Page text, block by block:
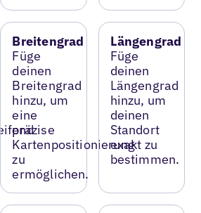
Breitengrad
Füge
deinen
Breitengrad
hinzu, um
eine
präzise
Kartenpositionierung
zu
ermöglichen.
Längengrad
Füge
deinen
Längengrad
hinzu, um
deinen
Standort
exakt zu
bestimmen.